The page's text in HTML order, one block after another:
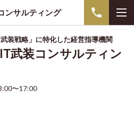
ンサルティング
装戦略」に特化した経営指導機関
武装コンサルティン
〜17:00